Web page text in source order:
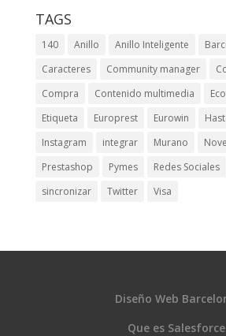
TAGS
140 Anillo Anillo Inteligente
Caracteres
Community manager
Compra
Contenido multimedia
Etiqueta
Europrest Eurowin
Instagram
integrar Murano
Prestashop
Pymes Redes Sociales
sincronizar
Twitter Visa
Diseño Web
Que es Salesforce